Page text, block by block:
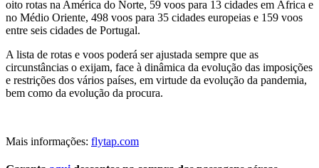
oito rotas na América do Norte, 59 voos para 13 cidades em África e
no Médio Oriente, 498 voos para 35 cidades europeias e 159 voos
entre seis cidades de Portugal.
A lista de rotas e voos poderá ser ajustada sempre que as
circunstâncias o exijam, face à dinâmica da evolução das imposições
e restrições dos vários países, em virtude da evolução da pandemia,
bem como da evolução da procura.
Mais informações: flytap.com